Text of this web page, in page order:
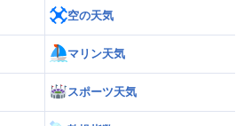
空の天気
マリン天気
スポーツ天気